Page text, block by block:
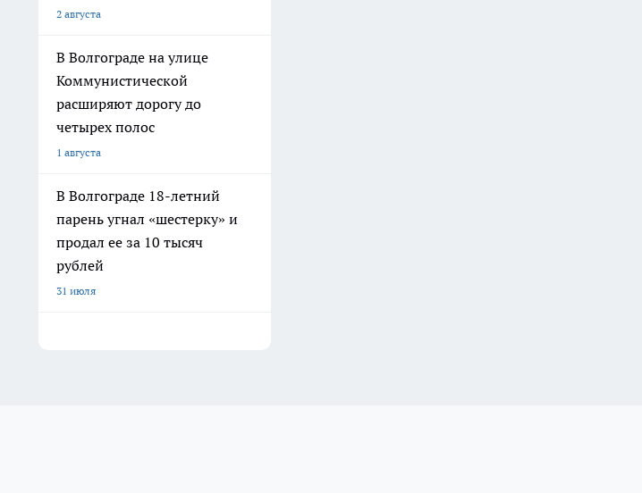
2 августа
В Волгограде на улице
Коммунистической
расширяют дорогу до
четырех полос
1 августа
В Волгограде 18-летний
парень угнал «шестерку» и
продал ее за 10 тысяч
рублей
31 июля